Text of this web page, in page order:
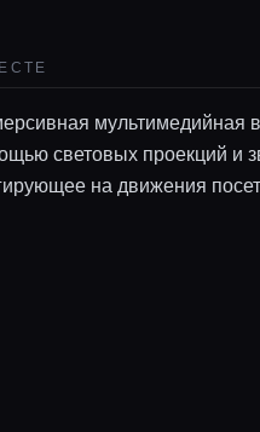
мультимедийная
световых проекций и
на движения